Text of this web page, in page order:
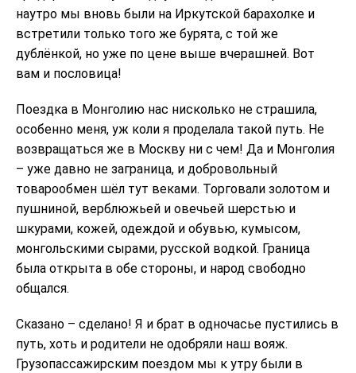
наутро мы вновь были на Иркутской барахолке и
встретили только того же бурята, с той же
дублёнкой, но уже по цене выше вчерашней. Вот
вам и пословица!
Поездка в Монголию нас нисколько не страшила,
особенно меня, уж коли я проделала такой путь. Не
возвращаться же в Москву ни с чем! Да и Монголия
– уже давно не заграница, и добровольный
товарообмен шёл тут веками. Торговали золотом и
пушниной, верблюжьей и овечьей шерстью и
шкурами, кожей, одеждой и обувью, кумысом,
монгольскими сырами, русской водкой. Граница
была открыта в обе стороны, и народ свободно
общался.
Сказано – сделано! Я и брат в одночасье пустились в
путь, хоть и родители не одобряли наш вояж.
Грузопассажирским поездом мы к утру были в